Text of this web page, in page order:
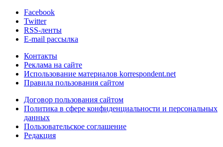
Facebook
Twitter
RSS-ленты
E-mail рассылка
Контакты
Реклама на сайте
Использование материалов korrespondent.net
Правила пользования сайтом
Договор пользования сайтом
Политика в сфере конфиденциальности и персональных
данных
Пользовательское соглашение
Редакция